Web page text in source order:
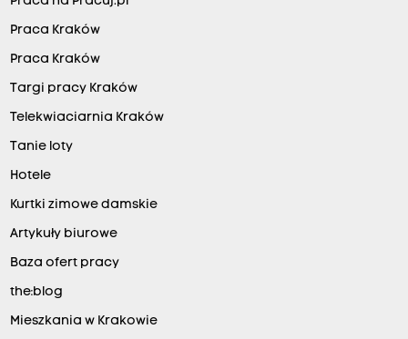
Praca Kraków
Praca Kraków
Targi pracy Kraków
Telekwiaciarnia Kraków
Tanie loty
Hotele
Kurtki zimowe damskie
Artykuły biurowe
Baza ofert pracy
the:blog
Mieszkania w Krakowie